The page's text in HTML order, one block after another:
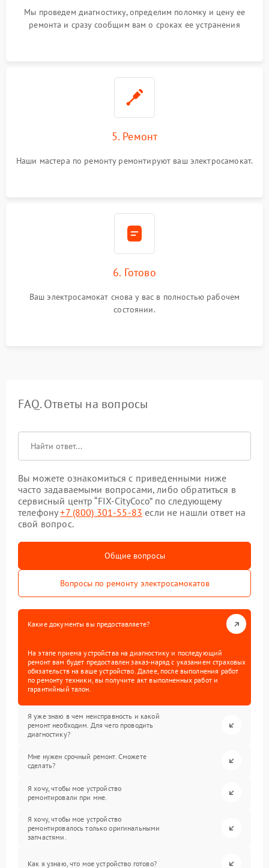
Мы проведем диагностику, определим поломку и цену ее
ремонта и сразу сообщим вам о сроках ее устранения
5. Ремонт
Наши мастера по ремонту ремонтируют ваш электросамокат.
6. Готово
Ваш электросамокат снова у вас в полностью рабочем
состоянии.
FAQ. Ответы на вопросы
Вы можете ознакомиться с приведенными ниже
часто задаваемыми вопросами, либо обратиться в
сервисный центр “FIX-CityCoco” по следующему
телефону+7 (800) 301-55-83 если не нашли ответ на
свой вопрос.
Общие вопросы
Вопросы по ремонту электросамокатов
Какие документы вы предоставляете?
На этапе приема устройства на диагностику и последующий
ремонт вам будет предоставлен заказ-наряд с указанием страховых
обязательств на ваше устройство. Далее, после выполнения работ
по ремонту техники, вы получите акт выполненных работ и
гарантийный талон.
Я уже знаю в чем неисправность и какой
ремонт необходим. Для чего проводить
диагностику?
Мне нужен срочный ремонт. Сможете
сделать?
Я хочу, чтобы мое устройство
ремонтировали при мне.
Я хочу, чтобы мое устройство
ремонтировалось только оригинальными
запчастями.
Как я узнаю, что мое устройство готово?